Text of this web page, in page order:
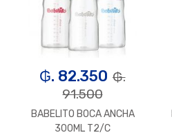
₲. 82.350 ₲.
91.500
BABELITO BOCA ANCHA
300ML T2/C